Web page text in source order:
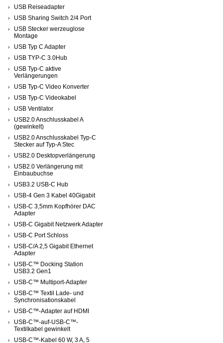
USB Reiseadapter
USB Sharing Switch 2/4 Port
USB Stecker werzeuglose
Montage
USB Typ C Adapter
USB TYP-C 3.0Hub
USB Typ-C aktive
Verlängerungen
USB Typ-C Video Konverter
USB Typ-C Videokabel
USB Ventilator
USB2.0 Anschlusskabel A
(gewinkelt)
USB2.0 Anschlusskabel Typ-C
Stecker auf Typ-A Stec
USB2.0 Desktopverlängerung
USB2.0 Verlängerung mit
Einbaubuchse
USB3.2 USB-C Hub
USB-4 Gen 3 Kabel 40Gigabit
USB-C 3,5mm Kopfhörer DAC
Adapter
USB-C Gigabit Netzwerk Adapter
USB-C Port Schloss
USB-C/A 2,5 Gigabit Ethernet
Adapter
USB-C™ Docking Station
USB3.2 Gen1
USB-C™ Multiport-Adapter
USB-C™ Textil Lade- und
Synchronisationskabel
USB-C™-Adapter auf HDMI
USB-C™-auf-USB-C™-
Textilkabel gewinkelt
USB-C™-Kabel 60 W, 3 A, 5